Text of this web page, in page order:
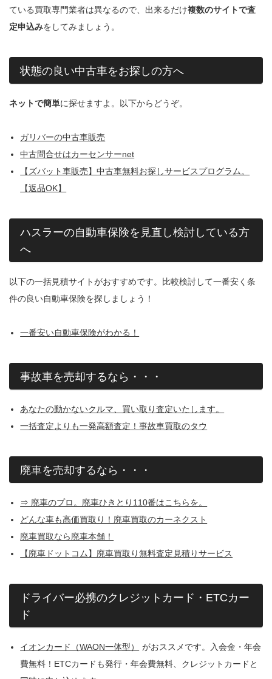
ている買取専門業者は異なるので、出来るだけ複数のサイトで査
定申込みをしてみましょう。
状態の良い中古車をお探しの方へ
ネットで簡単に探せますよ。以下からどうぞ。
ガリバーの中古車販売
中古問合せはカーセンサーnet
【ズバット車販売】中古車無料お探しサービスプログラム。
【返品OK】
ハスラーの自動車保険を見直し検討している方
へ
以下の一括見積サイトがおすすめです。比較検討して一番安く条
件の良い自動車保険を探しましょう！
一番安い自動車保険がわかる！
事故車を売却するなら・・・
あなたの動かないクルマ、買い取り査定いたします。
一括査定よりも一発高額査定！事故車買取のタウ
廃車を売却するなら・・・
⇒ 廃車のプロ。廃車ひきとり110番はこちらを。
どんな車も高価買取り！廃車買取のカーネクスト
廃車買取なら廃車本舗！
【廃車ドットコム】廃車買取り無料査定見積りサービス
ドライバー必携のクレジットカード・ETCカー
ド
イオンカード（WAON一体型）
がおススメです。入会金・年会
費無料！ETCカードも発行・年会費無料、クレジットカードと